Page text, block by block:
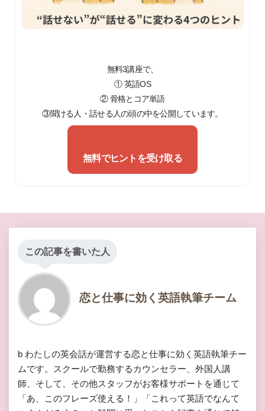
無料3講座で、
① 英語OS
② 骨格とコア単語
③聞ける人・話せる人の頭の中を公開しています。
無料でヒントを受け取る
この記事を書いた人
恋と仕事に効く英語執筆チーム
b わたしの英会話が運営する恋と仕事に効く英語執筆チー
ムです。スクールで勤務するカウンセラー、外国人講
師、そして、その他スタッフがお客様サポートを通じて
「あ、このフレーズ使える！」「これって英語でなんて